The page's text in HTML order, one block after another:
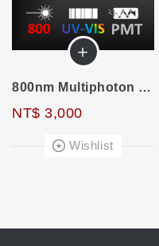
＋
800nm Multiphoton Imaging
NT$ 3,000
Wishlist